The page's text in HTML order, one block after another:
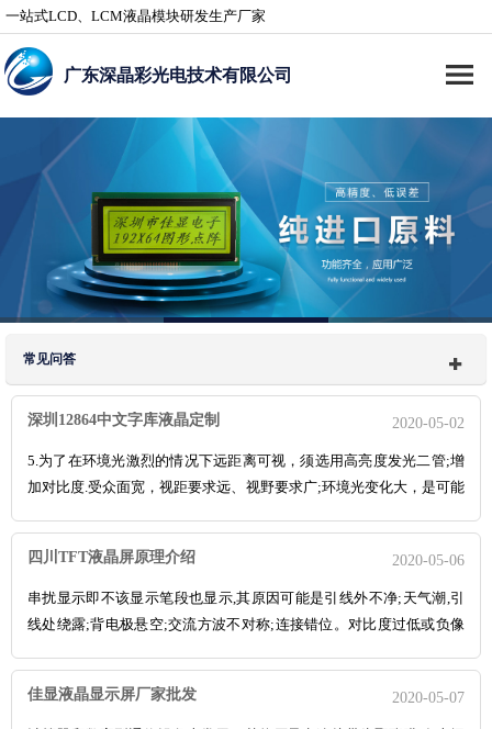
一站式LCD、LCM液晶模块研发生产厂家
广东深晶彩光电技术有限公司
常见问答
深圳12864中文字库液晶定制 2020-05-02
5.为了在环境光激烈的情况下远距离可视，须选用高亮度发光二管;增
加对比度.受众面宽，视距要求远、视野要求广;环境光变化大，是可能
形筒体，硅胶密封，无金属化安装;其外型...
四川TFT液晶屏原理介绍 2020-05-06
串扰显示即不该显示笔段也显示,其原因可能是引线外不净;天气潮,引
线处绕露;背电极悬空;交流方波不对称;连接错位。对比度过低或负像
动电路是微功耗、低压的CMOS电路TF...
佳显液晶显示屏厂家批发 2020-05-07